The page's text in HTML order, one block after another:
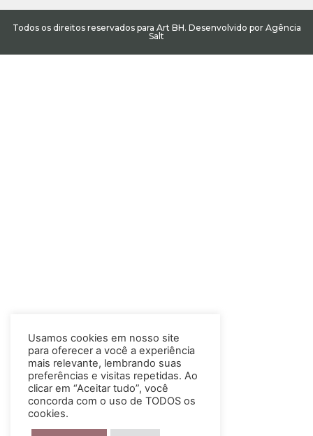
Todos os direitos reservados para Art BH. Desenvolvido por Agência
Salt
Usamos cookies em nosso site
para oferecer a você a experiência
mais relevante, lembrando suas
preferências e visitas repetidas. Ao
clicar em “Aceitar tudo”, você
concorda com o uso de TODOS os
cookies.